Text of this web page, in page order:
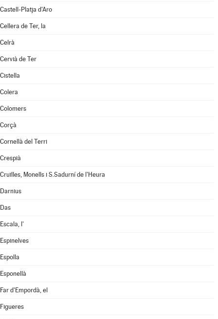
Castell-Platja d'Aro
Cellera de Ter, la
Celrà
Cervià de Ter
Cistella
Colera
Colomers
Corçà
Cornellà del Terri
Crespià
Cruïlles, Monells i S.Sadurní de l'Heura
Darnius
Das
Escala, l'
Espinelves
Espolla
Esponellà
Far d'Empordà, el
Figueres